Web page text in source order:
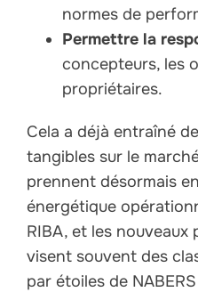
normes de
Permettre la
concepteurs, les
propriétaires.
Cela a déjà entraîné
tangibles sur le
prennent désormais
énergétique
RIBA, et les nouveaux
visent souvent des
par étoiles de